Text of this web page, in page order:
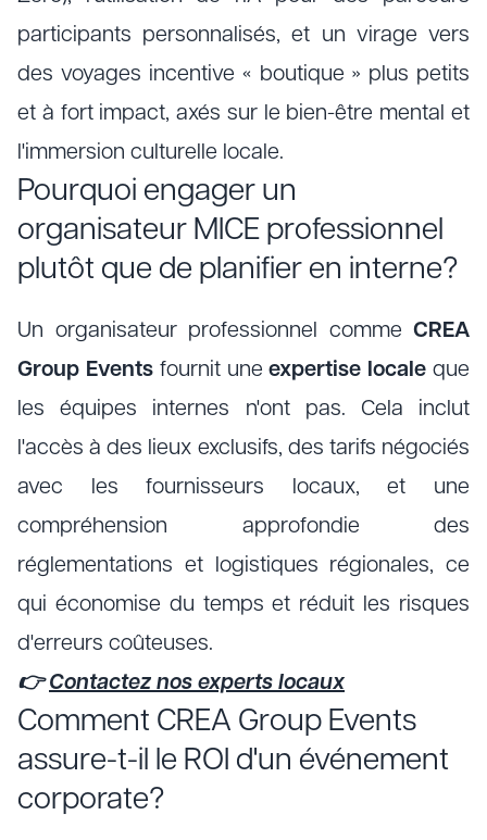
participants personnalisés, et un virage vers
des voyages incentive « boutique » plus petits
et à fort impact, axés sur le bien-être mental et
l'immersion culturelle locale.
Pourquoi engager un
organisateur MICE professionnel
plutôt que de planifier en interne?
Un organisateur professionnel comme CREA
Group Eventsfournit uneexpertise locale que
les équipes internes n'ont pas. Cela inclut
l'accès à des lieux exclusifs, des tarifs négociés
avec les fournisseurs locaux, et une
compréhension approfondie des
réglementations et logistiques régionales, ce
qui économise du temps et réduit les risques
d'erreurs coûteuses.
👉Contactez nos experts locaux
Comment CREA Group Events
assure-t-il le ROI d'un événement
corporate?